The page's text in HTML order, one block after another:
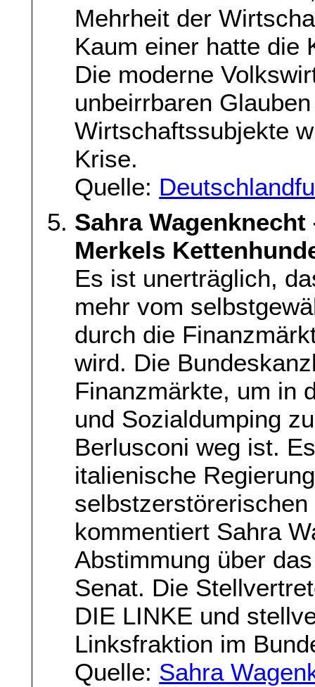
Mehrheit der
Kaum einer hatte die
Die moderne
unbeirrbaren
Wirtschaftssubjekte
Krise.
Quelle:
Sahra
Merkels
Es ist unerträglich,
mehr vom
durch die
wird. Die
Finanzmärkte, um in
und Sozialdumping
Berlusconi weg ist.
italienische
kommentiert Sahra
Abstimmung über
Senat. Die
DIE LINKE und
Linksfraktion im
Quelle: Sahra